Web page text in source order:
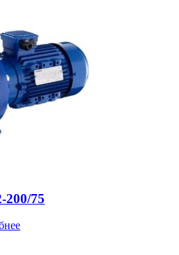
200/75